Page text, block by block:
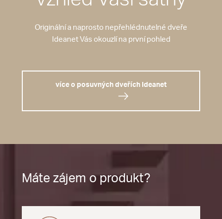
Originální a naprosto nepřehlédnutelné dveře
Ideanet Vás okouzlí na první pohled
více o posuvných dveřích Ideanet
Máte zájem o produkt?